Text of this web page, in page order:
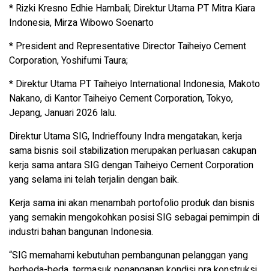
* Rizki Kresno Edhie Hambali; Direktur Utama PT Mitra Kiara
Indonesia, Mirza Wibowo Soenarto
* President and Representative Director Taiheiyo Cement
Corporation, Yoshifumi Taura;
* Direktur Utama PT Taiheiyo International Indonesia, Makoto
Nakano, di Kantor Taiheiyo Cement Corporation, Tokyo,
Jepang, Januari 2026 lalu.
Direktur Utama SIG, Indrieffouny Indra mengatakan, kerja
sama bisnis soil stabilization merupakan perluasan cakupan
kerja sama antara SIG dengan Taiheiyo Cement Corporation
yang selama ini telah terjalin dengan baik.
Kerja sama ini akan menambah portofolio produk dan bisnis
yang semakin mengokohkan posisi SIG sebagai pemimpin di
industri bahan bangunan Indonesia.
“SIG memahami kebutuhan pembangunan pelanggan yang